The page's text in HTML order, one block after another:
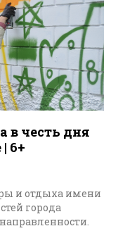
в честь дня
6+
и отдыха имени
города